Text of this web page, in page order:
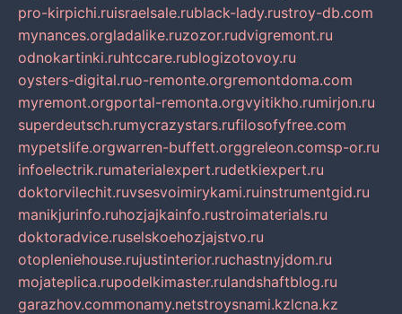
pro-kirpichi.ruisraelsale.rublack-lady.rustroy-db.com
mynances.orgladalike.ruzozor.rudvigremont.ru
odnokartinki.ruhtccare.rublogizotovoy.ru
oysters-digital.ruo-remonte.orgremontdoma.com
myremont.orgportal-remonta.orgvyitikho.rumirjon.ru
superdeutsch.rumycrazystars.rufilosofyfree.com
mypetslife.orgwarren-buffett.orggreleon.comsp-or.ru
infoelectrik.rumaterialexpert.rudetkiexpert.ru
doktorvilechit.ruvsesvoimirykami.ruinstrumentgid.ru
manikjurinfo.ruhozjajkainfo.rustroimaterials.ru
doktoradvice.ruselskoehozjajstvo.ru
otopleniehouse.rujustinterior.ruchastnyjdom.ru
mojateplica.rupodelkimaster.rulandshaftblog.ru
garazhov.commonamy.netstroysnami.kzlcna.kz